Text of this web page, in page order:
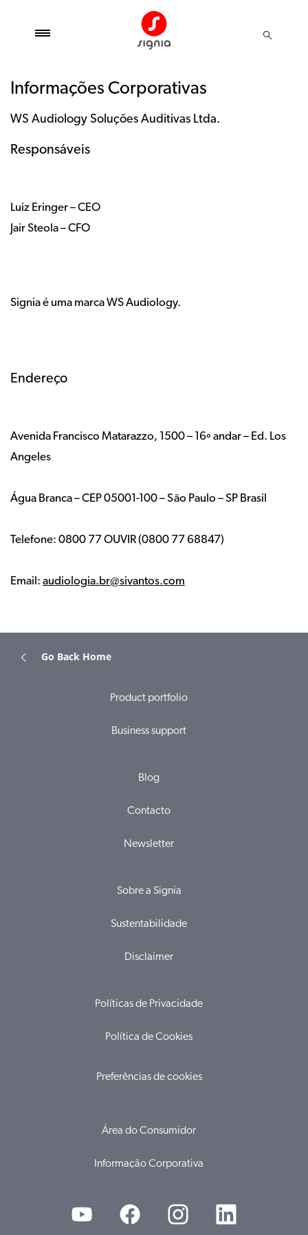
Informações Corporativas
WS Audiology Soluções Auditivas Ltda.
Responsáveis
Luiz Eringer – CEO
Jair Steola – CFO
Signia é uma marca WS Audiology.
Endereço
Avenida Francisco Matarazzo, 1500 – 16º andar – Ed. Los
Angeles
Água Branca – CEP 05001-100 – São Paulo – SP Brasil
Telefone: 0800 77 OUVIR (0800 77 68847)
Email: audiologia.br@sivantos.com
Go Back Home
Product portfolio
Business support
Blog
Contacto
Newsletter
Sobre a Signia
Sustentabilidade
Disclaimer
Políticas de Privacidade
Política de Cookies
Preferências de cookies
Área do Consumidor
Informação Corporativa